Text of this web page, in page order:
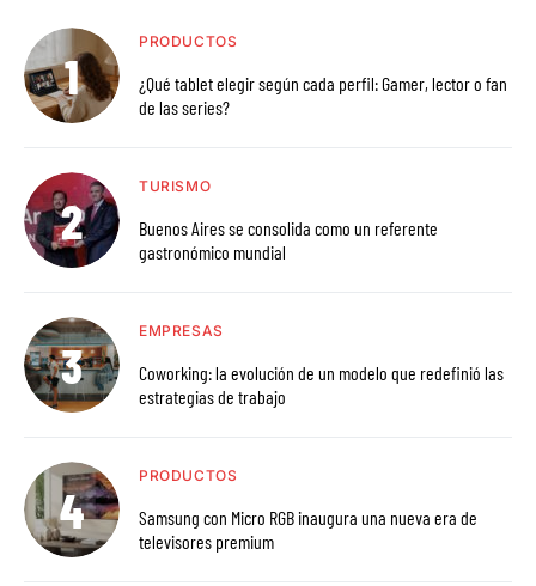
PRODUCTOS
¿Qué tablet elegir según cada perfil: Gamer, lector o fan
de las series?
TURISMO
Buenos Aires se consolida como un referente
gastronómico mundial
EMPRESAS
Coworking: la evolución de un modelo que redefinió las
estrategias de trabajo
PRODUCTOS
Samsung con Micro RGB inaugura una nueva era de
televisores premium